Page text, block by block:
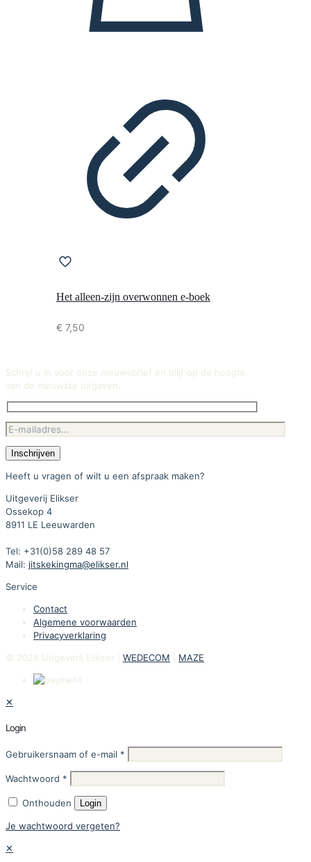
Het alleen-zijn overwonnen e-boek
€ 7,50
Schrijf u in voor onze nieuwsbrief en blijf op de hoogte
van de nieuwste uitgaven.
Heeft u vragen of wilt u een afspraak maken?
Uitgeverij Elikser
Ossekop 4
8911 LE Leeuwarden
Tel: +31(0)58 289 48 57
Mail: jitskekingma@elikser.nl
Service
Contact
Algemene voorwaarden
Privacyverklaring
© 2026 Uitgeverij Elikser | WEDECOM MAZE
✕
Login
Gebruikersnaam of e-mail *
Wachtwoord *
Onthouden Login
Je wachtwoord vergeten?
✕